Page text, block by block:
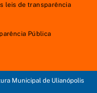
leis de transparência
Pública
Municipal de Ulianópolis